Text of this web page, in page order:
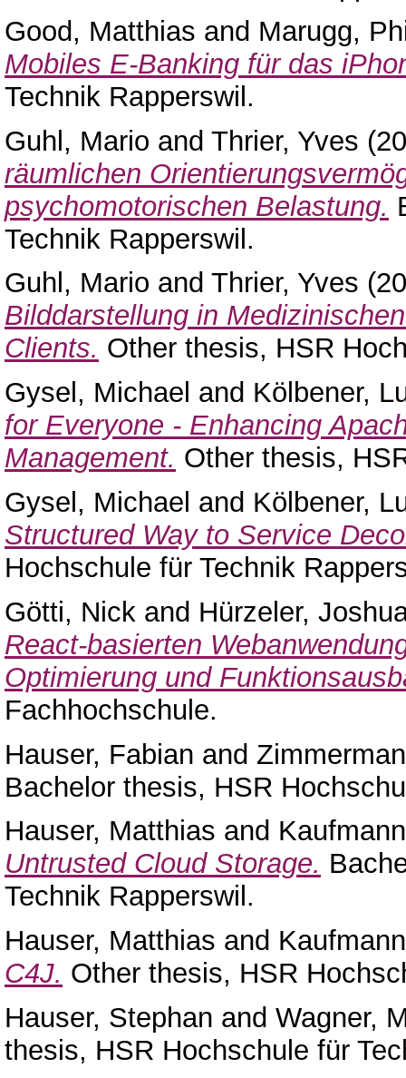
Good, Matthias and Marugg,
Mobiles E-Banking für das
Technik Rapperswil.
Guhl, Mario and Thrier, Yves
räumlichen
psychomotorischen Belastung.
Technik Rapperswil.
Guhl, Mario and Thrier, Yves
Bilddarstellung in
Clients. Other thesis, HSR
Gysel, Michael and Kölbener,
for Everyone - Enhancing
Management. Other thesis,
Gysel, Michael and Kölbener,
Structured Way to Service
Hochschule für Technik
Götti, Nick and Hürzeler,
React-basierten
Optimierung und
Fachhochschule.
Hauser, Fabian and
Bachelor thesis, HSR
Hauser, Matthias and
Untrusted Cloud Storage.
Technik Rapperswil.
Hauser, Matthias and
C4J. Other thesis, HSR
Hauser, Stephan and Wagner,
thesis, HSR Hochschule für